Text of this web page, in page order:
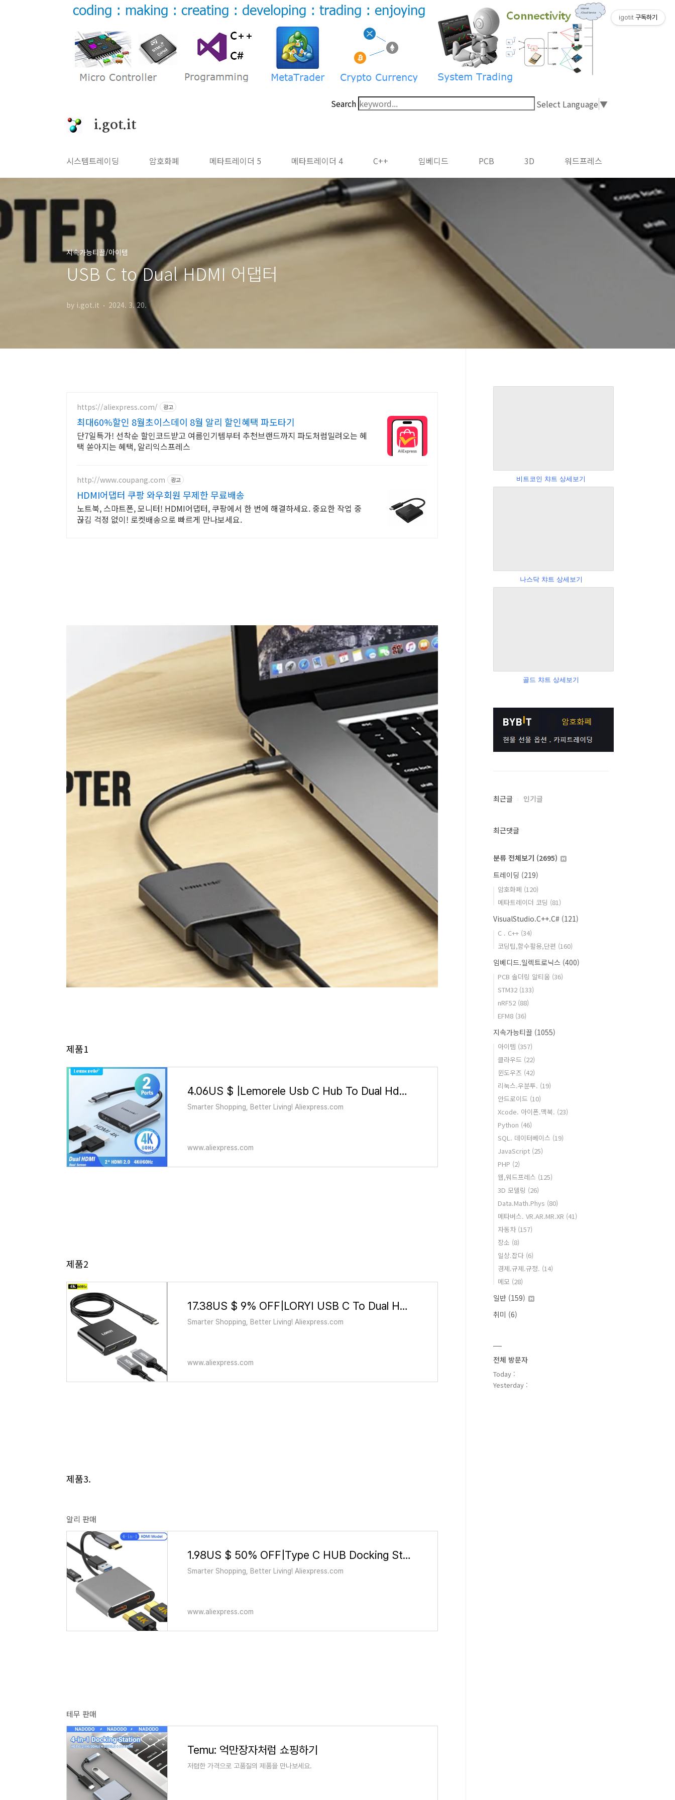
Search Select Language▼
i.got.it
시스템트레이딩 암호화폐 메타트레이더 5 메타트레이더 4 C++ 임베디드 PCB 3D 워드프레스
지속가능티끌/아이템
USB C to Dual HDMI 어댑터
by i.got.it 2024. 3. 20.
https://aliexpress.com/ 광고
최대60%할인 8월초이스데이 8월 알리 할인혜택 파도타기
단7일특가! 선착순 할인코드받고 여름인기템부터 추천브랜드까지 파도처럼밀려오는 혜
택 쏟아지는 혜택, 알리익스프레스
http://www.coupang.com 광고
HDMI어댑터 쿠팡 와우회원 무제한 무료배송
노트북, 스마트폰, 모니터! HDMI어댑터, 쿠팡에서 한 번에 해결하세요. 중요한 작업 중
끊김 걱정 없이! 로켓배송으로 빠르게 만나보세요.
제품1
4.06US $ |Lemorele Usb C Hub To Dual Hdmi 4k 60hz - Macbook Docking Station
Smarter Shopping, Better Living! Aliexpress.com
www.aliexpress.com
제품2
17.38US $ 9% OFF|LORYI USB C To Dual HDMI Adapter 2 Extend Display 4k 60hz For 2 Monitors Type C Hub Multiple Docking Station F
Smarter Shopping, Better Living! Aliexpress.com
www.aliexpress.com
제품3.
알리 판매
1.98US $ 50% OFF|Type C HUB Docking Station 4 in 1 USB C to HDMI compatible Adapter USB3.0 PD Fast Charging Type C to HDMI Conve
Smarter Shopping, Better Living! Aliexpress.com
www.aliexpress.com
테무 판매
Temu: 억만장자처럼 쇼핑하기
저렴한 가격으로 고품질의 제품을 만나보세요.
비트코인 챠트 상세보기
나스닥 챠트 상세보기
골드 챠트 상세보기
최근글 인기글
최근댓글
분류 전체보기 (2695)
트레이딩 (219)
암호화폐 (120)
메타트레이더 코딩 (81)
VisualStudio.C++.C# (121)
C . C++ (34)
코딩팁,함수활용,단편 (160)
임베디드.일렉트로닉스 (400)
PCB 솔더링 알티움 (36)
STM32 (133)
nRF52 (88)
EFM8 (36)
지속가능티끌 (1055)
아이템 (357)
클라우드 (22)
윈도우즈 (42)
리눅스.우분투. (19)
안드로이드 (10)
Xcode. 아이폰.맥북. (23)
Python (46)
SQL. 데이터베이스 (19)
JavaScript (25)
PHP (2)
웹,워드프레스 (125)
3D 모델링 (26)
Data.Math.Phys (80)
메타버스. VR.AR.MR.XR (41)
자동차 (157)
장소 (8)
일상.잡다 (6)
경제.규제.규정. (14)
메모 (28)
일반 (159)
취미 (6)
전체 방문자
Today :
Yesterday :
igotit 구독하기